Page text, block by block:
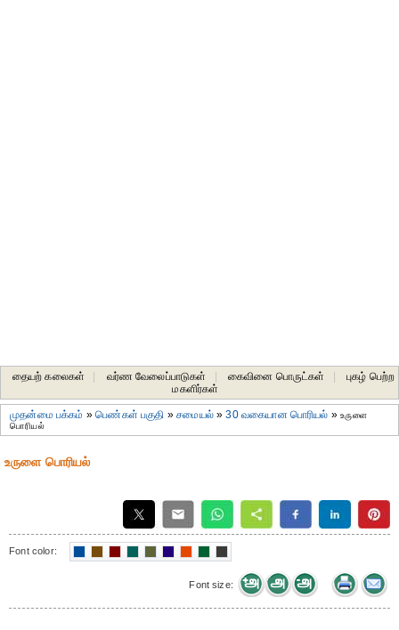
தையற் கலைகள் வர்ண வேலைப்பாடுகள் கைவினை பொருட்கள்
புகழ் பெற்ற
மகளிர்கள்
முதன்மை பக்கம் »பெண்கள் பகுதி »சமையல்»30 வகையான பொரியல் »உருளை
பொரியல்
உருளை பொரியல்
Font color:
Font size: